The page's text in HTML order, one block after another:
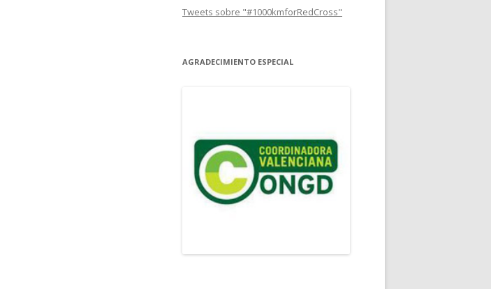
Tweets sobre "#1000kmforRedCross"
AGRADECIMIENTO ESPECIAL